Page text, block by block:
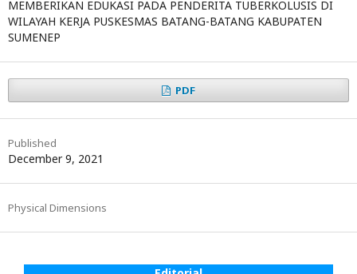
PDF
Published
December 9, 2021
Physical Dimensions